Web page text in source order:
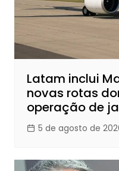
Latam inclui
novas rotas
operação de
5 de agosto de